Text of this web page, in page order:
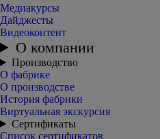
Медиакурсы
Дайджесты
Видеоконтент
О компании
Производство
О фабрике
О производстве
История фабрики
Виртуальная экскурсия
Сертификаты
Список сертификатов